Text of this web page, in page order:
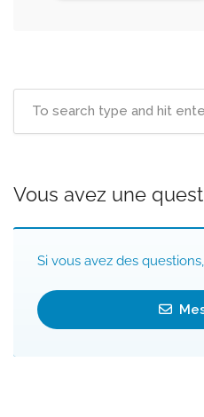
Vous avez une
Si vous avez des